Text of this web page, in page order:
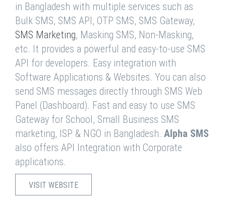
in Bangladesh with multiple services such as
Bulk SMS, SMS API, OTP SMS, SMS Gateway,
SMS Marketing, Masking SMS, Non-Masking,
etc. It provides a powerful and easy-to-use SMS
API for developers. Easy integration with
Software Applications & Websites. You can also
send SMS messages directly through SMS Web
Panel (Dashboard). Fast and easy to use SMS
Gateway for School, Small Business SMS
marketing, ISP & NGO in Bangladesh. Alpha SMS
also offers API Integration with Corporate
applications.
VISIT WEBSITE